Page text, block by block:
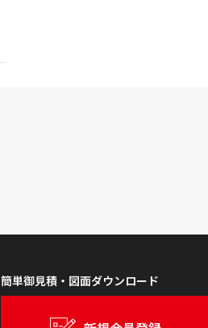
簡単御見積・図面ダウンロード